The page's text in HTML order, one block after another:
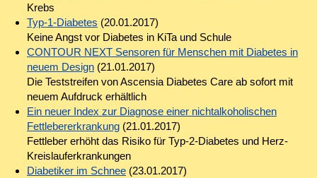
Krebs
Typ-1-Diabetes (20.01.2017)
Keine Angst vor Diabetes in KiTa und Schule
CONTOUR NEXT Sensoren für Menschen mit Diabetes in
neuem Design(21.01.2017)
Die Teststreifen von Ascensia Diabetes Care ab sofort mit
neuem Aufdruck erhältlich
Ein neuer Index zur Diagnose einer nichtalkoholischen
Fettlebererkrankung(21.01.2017)
Fettleber erhöht das Risiko für Typ-2-Diabetes und Herz-
Kreislauferkrankungen
Diabetiker im Schnee(23.01.2017)